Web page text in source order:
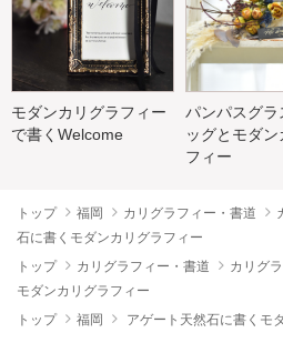
モダンカリグラフィー
で書くWelcome
パンパスグラ
ッグとモダン
フィー
トップ 福岡 カリグラフィー・書道
石に書くモダンカリグラフィー
トップ
カリグラフィー・書道 カリグ
モダンカリグラフィー
トップ
福岡 アゲート天然石に書くモ